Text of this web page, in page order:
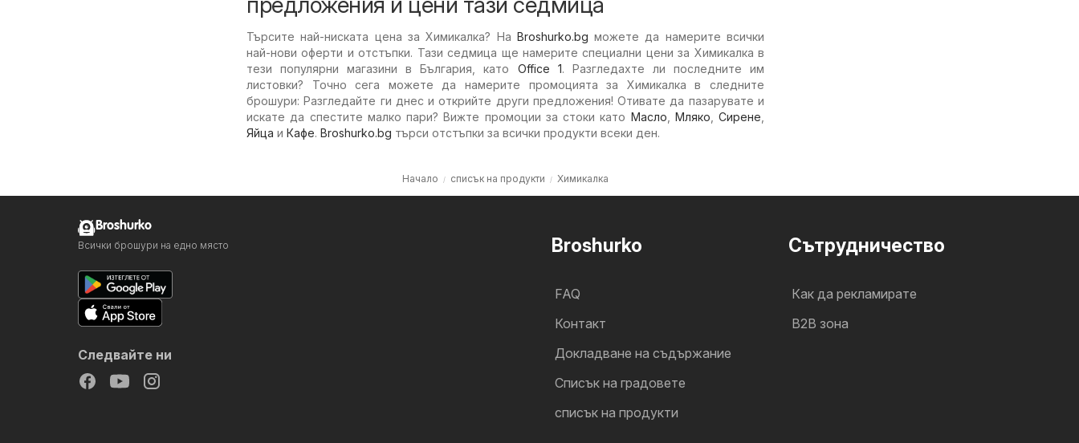
Търсите най-ниската цена за Химикалка? На Broshurko.bg можете да намерите всички
най-нови оферти и отстъпки. Тази седмица ще намерите специални цени за Химикалка в
тези популярни магазини в България, като Office 1. Разгледахте ли последните им
листовки? Точно сега можете да намерите промоцията за Химикалка в следните
брошури: Разгледайте ги днес и открийте други предложения! Отивате да пазарувате и
искате да спестите малко пари? Вижте промоции за стоки като Масло Мляко Сирене
Яйца и Кафе. Broshurko.bg търси отстъпки за всички продукти всеки ден.
Начало списък на продукти Химикалка
Broshurko
FAQ
Контакт
Докладване на съдържание
Cписък на градовете
списък на продукти
Cътрудничество
Как да рекламирате
B2B зона
Broshurko
Всички брошури на едно място
Следвайте ни